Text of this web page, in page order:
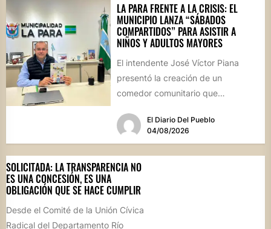
LA PARA FRENTE A LA CRISIS: EL
MUNICIPIO LANZA “SÁBADOS
COMPARTIDOS” PARA ASISTIR A
NIÑOS Y ADULTOS MAYORES
El intendente José Víctor Piana
presentó la creación de un
comedor comunitario que
Salón...
El Diario Del Pueblo
04/08/2026
SOLICITADA: LA TRANSPARENCIA NO
ES UNA CONCESIÓN, ES UNA
OBLIGACIÓN QUE SE HACE CUMPLIR
Desde el Comité de la Unión Cívica
Radical del Departamento Río